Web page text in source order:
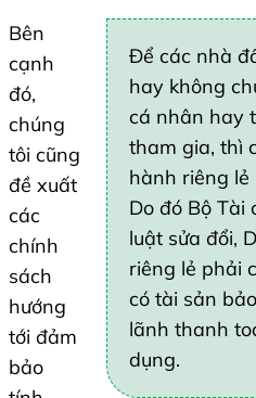
Để các nhà
hay không
cá nhân hay
tham gia, thì
hành riêng lẻ
Do đó Bộ Tài
luật sửa đổi,
riêng lẻ phải
có tài sản
lãnh thanh
dụng.
Bên
cạnh
đó,
chúng
tôi cũng
đề xuất
các
chính
sách
hướng
tới đảm
bảo